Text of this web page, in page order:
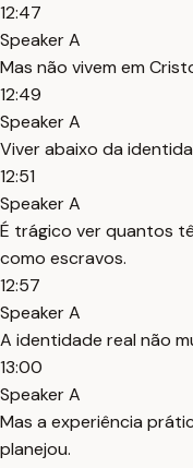
12:47
Speaker A
Mas não vivem em
12:49
Speaker A
Viver abaixo da
12:51
Speaker A
É trágico ver quantos
como escravos.
12:57
Speaker A
A identidade real não
13:00
Speaker A
Mas a experiência
planejou.